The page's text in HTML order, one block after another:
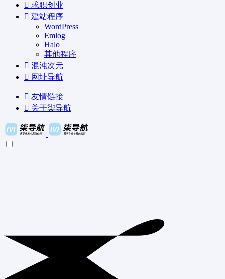
求职创业
建站程序
WordPress
Emlog
Halo
其他程序
混沌次元
网址导航
友情链接
关于柒导航